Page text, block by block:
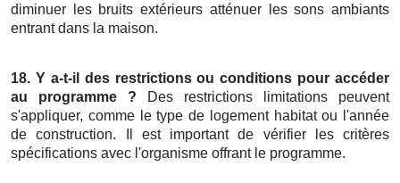
diminuer les bruits extérieurs atténuer les sons ambiants
entrant dans la maison.
18. Y a-t-il des restrictions ou conditions pour accéder
au programme ? Des restrictions limitations peuvent
s'appliquer, comme le type de logement habitat ou l'année
de construction. Il est important de vérifier les critères
spécifications avec l'organisme offrant le programme.